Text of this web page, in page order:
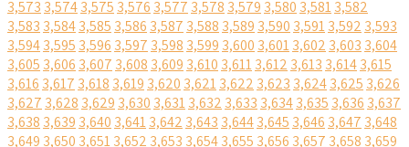
3,573 3,5743,575 3,576 3,577 3,578 3,579 3,580 3,5813,582
3,583 3,5843,585 3,586 3,587 3,588 3,589 3,590 3,5913,592 3,593
3,5943,595 3,596 3,597 3,598 3,599 3,600 3,6013,602 3,603 3,604
3,605 3,606 3,607 3,608 3,609 3,610 3,6113,612 3,613 3,6143,615
3,616 3,617 3,618 3,619 3,620 3,6213,622 3,623 3,6243,625 3,626
3,627 3,628 3,629 3,630 3,6313,632 3,633 3,6343,635 3,636 3,637
3,638 3,639 3,640 3,6413,642 3,643 3,6443,645 3,646 3,647 3,648
3,649 3,650 3,6513,652 3,653 3,6543,655 3,656 3,657 3,658 3,659